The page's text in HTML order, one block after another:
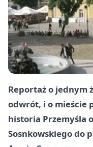
Reportaż o jednym
odwrót, i o mieście
historia Przemyśla
Sosnkowskiego do